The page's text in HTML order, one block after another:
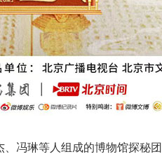
冯琳等人组成的博物馆探秘